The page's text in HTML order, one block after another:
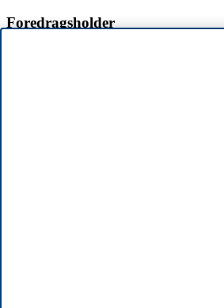
Foredragsholder
Arnestad brenner for aktive,
Over 200.000 nordmenn har sett serien
er